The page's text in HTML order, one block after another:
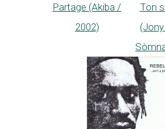
Partage (Akiba /
2002)
Ton